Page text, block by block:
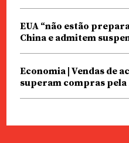
EUA “não estão
China e admitem
Economia | Vendas de
superam compras pela